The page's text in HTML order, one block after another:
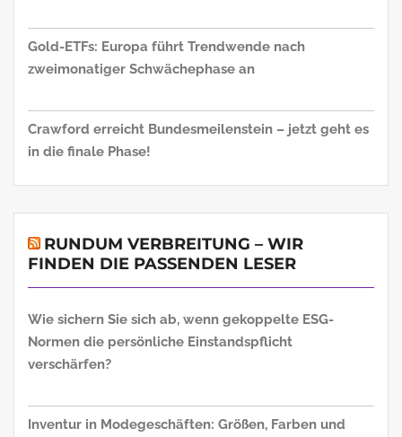
Gold-ETFs: Europa führt Trendwende nach
zweimonatiger Schwächephase an
Crawford erreicht Bundesmeilenstein – jetzt geht es
in die finale Phase!
RUNDUM VERBREITUNG – WIR
FINDEN DIE PASSENDEN LESER
Wie sichern Sie sich ab, wenn gekoppelte ESG-
Normen die persönliche Einstandspflicht
verschärfen?
Inventur in Modegeschäften: Größen, Farben und